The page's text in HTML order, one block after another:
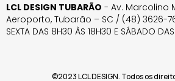
LCL DESIGN TUBARÃO - Av. Marcolino
Aeroporto, Tubarão – SC / (48) 3626-
SEXTA DAS 8H30 ÀS 18H30 E SÁBADO
©2023 LCL DESIGN. Todos os